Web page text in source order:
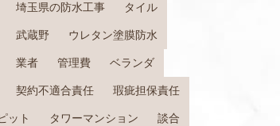
埼玉県の防水工事 タイル
武蔵野 ウレタン塗膜防水
業者 管理費 ベランダ
契約不適合責任 瑕疵担保責任
ット タワーマンション 談合